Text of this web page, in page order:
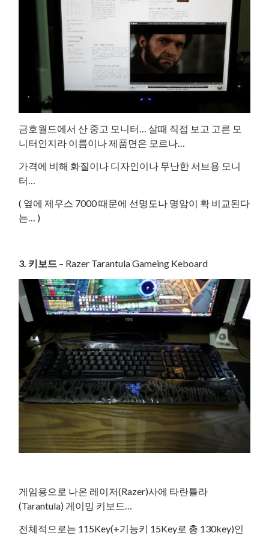
금호월드에서 산 중고 모니터… 살때 직접 보고 고른 모
니터인지라 이름이나 제품면은 모르나…
가격에 비해 화질이나 디자인이나 무난한 서브용 모니
터…
( 옆에 제우스 7000 때문에 선명도나 명암이 확 비교된다
는… )
3. 키보드 – Razer Tarantula Gameing Keboard
게임용으로 나온 레이저(Razer)사에 타란튤라
(Tarantula) 게이밍 키보드…
전체적으로는 115Key(+기능키 15Key로 총 130key)인